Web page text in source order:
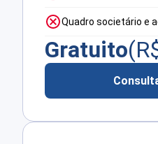
Quadro societário e
Gratuito